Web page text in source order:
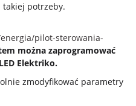
takiej potrzeby.
pilot-sterowania-
można zaprogramować
Elektriko.
zmodyfikować parametry